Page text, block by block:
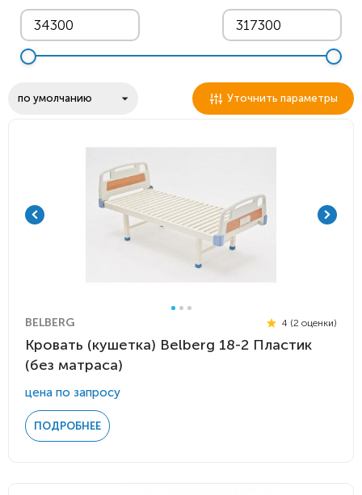
Уточнить параметры
BELBERG 4 (2 оценки)
Кровать (кушетка) Belberg 18-2 Пластик
(без матраса)
цена по запросу
ПОДРОБНЕЕ